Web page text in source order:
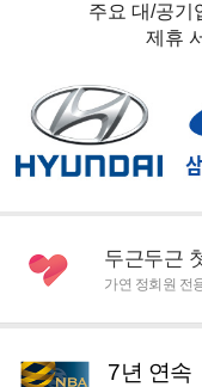
주요 대/공기
제휴
두근두근
가연 정회원 전
7년 연속